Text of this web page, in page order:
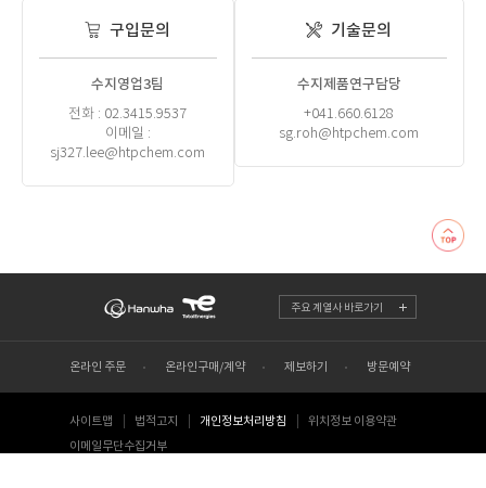
구입문의
수지영업3팀
전화 : 02.3415.9537
이메일 :
sj327.lee@htpchem.com
기술문의
수지제품연구담당
+041.660.6128
sg.roh@htpchem.com
주요 계열사 바로가기
온라인 주문 온라인구매/계약 제보하기 방문예약
사이트맵 법적고지 개인정보처리방침
위치정보 이용약관
이메일무단수집거부